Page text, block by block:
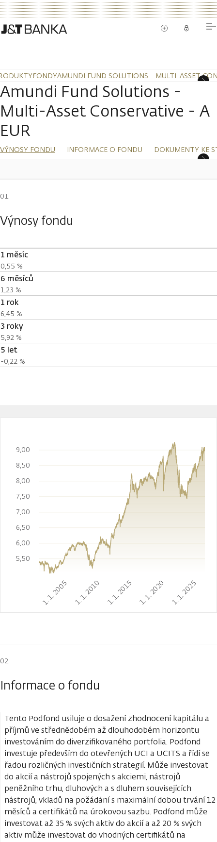
FONDYAMUNDI FUND SOLUTIONS - MULTI-ASSET
Amundi Fund Solutions -
Multi-Asset Conservative - A
EUR
VÝNOSY FONDU INFORMACE O FONDU DOKUMENTY KE
Výnosy fondu
1 měsíc
0,55 %
6 měsíců
1,23 %
1 rok
6,45 %
3 roky
5,92 %
5 let
-0,22 %
1. 1. 2005 1. 1. 2010 1. 1. 2015 1. 1. 2020 1. 1. 2025
5,50
6,00
6,50
7,00
7,50
8,00
8,50
9,00
Informace o fondu
Tento Podfond usiluje o dosažení zhodnocení kapitálu a
příjmů ve střednědobém až dlouhodobém horizontu
investováním do diverzifikovaného portfolia. Podfond
investuje především do otevřených UCI a UCITS a řídí se
řadou rozličných investičních strategií. Může investovat
do akcií a nástrojů spojených s akciemi, nástrojů
peněžního trhu, dluhových a s dluhem souvisejících
nástrojů, vkladů na požádání s maximální dobou trvání 12
měsíců a certifikátů na úrokovou sazbu. Podfond může
investovat až 35 % svých aktiv do akcií a až 20 % svých
aktiv může investovat do vhodných certifikátů na